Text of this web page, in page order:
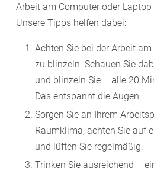
Arbeit am Computer oder
Unsere Tipps helfen dabei:
Achten Sie bei der Arbeit
zu blinzeln. Schauen Sie
und blinzeln Sie – alle 20
Das entspannt die Augen.
Sorgen Sie an Ihrem
Raumklima, achten Sie auf
und lüften Sie regelmäßig.
Trinken Sie ausreichend –